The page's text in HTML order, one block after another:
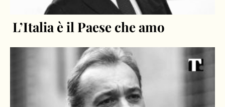
L’Italia è il Paese che amo